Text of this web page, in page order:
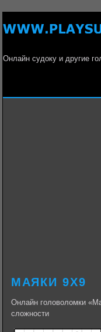
Онлайн судоку и другие
МАЯКИ 9Х9
Онлайн головоломки
сложности